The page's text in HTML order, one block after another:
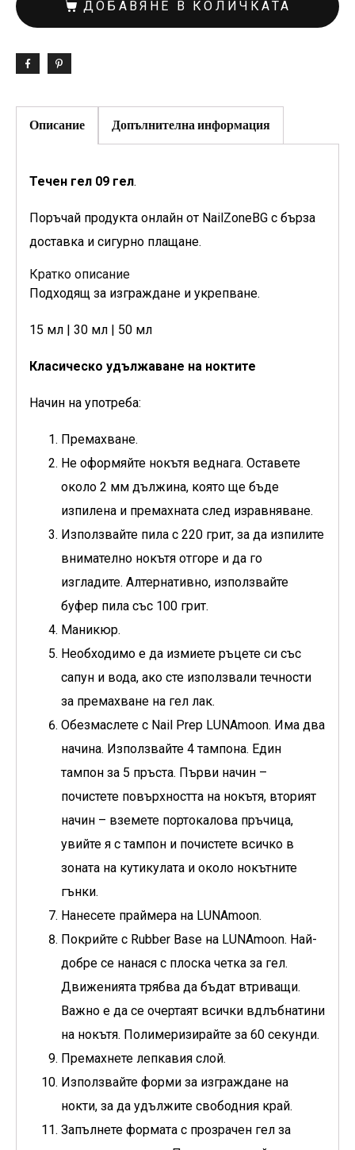
ДОБАВЯНЕ В КОЛИЧКАТА
Описание Допълнителна информация
Течен гел 09 гел.
Поръчай продукта онлайн от NailZoneBG с бърза
доставка и сигурно плащане.
Кратко описание
Подходящ за изграждане и укрепване.
15 мл | 30 мл | 50 мл
Класическо удължаване на ноктите
Начин на употреба:
Премахване.
Не оформяйте нокътя веднага. Оставете
около 2 мм дължина, която ще бъде
изпилена и премахната след изравняване.
Използвайте пила с 220 грит, за да изпилите
внимателно нокътя отгоре и да го
изгладите. Алтернативно, използвайте
буфер пила със 100 грит.
Маникюр.
Необходимо е да измиете ръцете си със
сапун и вода, ако сте използвали течности
за премахване на гел лак.
Обезмаслете с Nail Prep LUNAmoon. Има два
начина. Използвайте 4 тампона. Един
тампон за 5 пръста. Първи начин –
почистете повърхността на нокътя, вторият
начин – вземете портокалова пръчица,
увийте я с тампон и почистете всичко в
зоната на кутикулата и около нокътните
гънки.
Нанесете праймера на LUNAmoon.
Покрийте с Rubber Base на LUNAmoon. Най-
добре се нанася с плоска четка за гел.
Движенията трябва да бъдат втриващи.
Важно е да се очертаят всички вдлъбнатини
на нокътя. Полимеризирайте за 60 секунди.
Премахнете лепкавия слой.
Използвайте форми за изграждане на
нокти, за да удължите свободния край.
Запълнете формата с прозрачен гел за